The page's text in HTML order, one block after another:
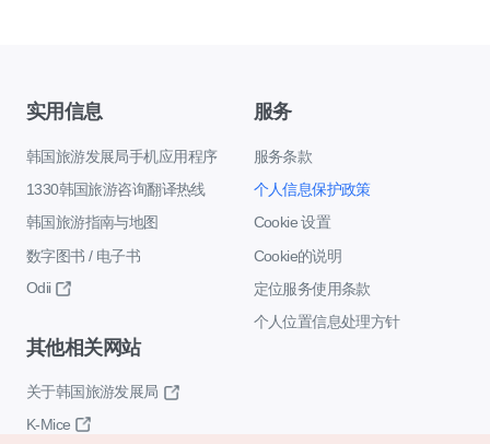
实用信息
韩国旅游发展局手机应用程序
1330韩国旅游咨询翻译热线
韩国旅游指南与地图
数字图书 / 电子书
Odii
服务
服务条款
个人信息保护政策
Cookie 设置
Cookie的说明
定位服务使用条款
个人位置信息处理方针
其他相关网站
关于韩国旅游发展局
K-Mice